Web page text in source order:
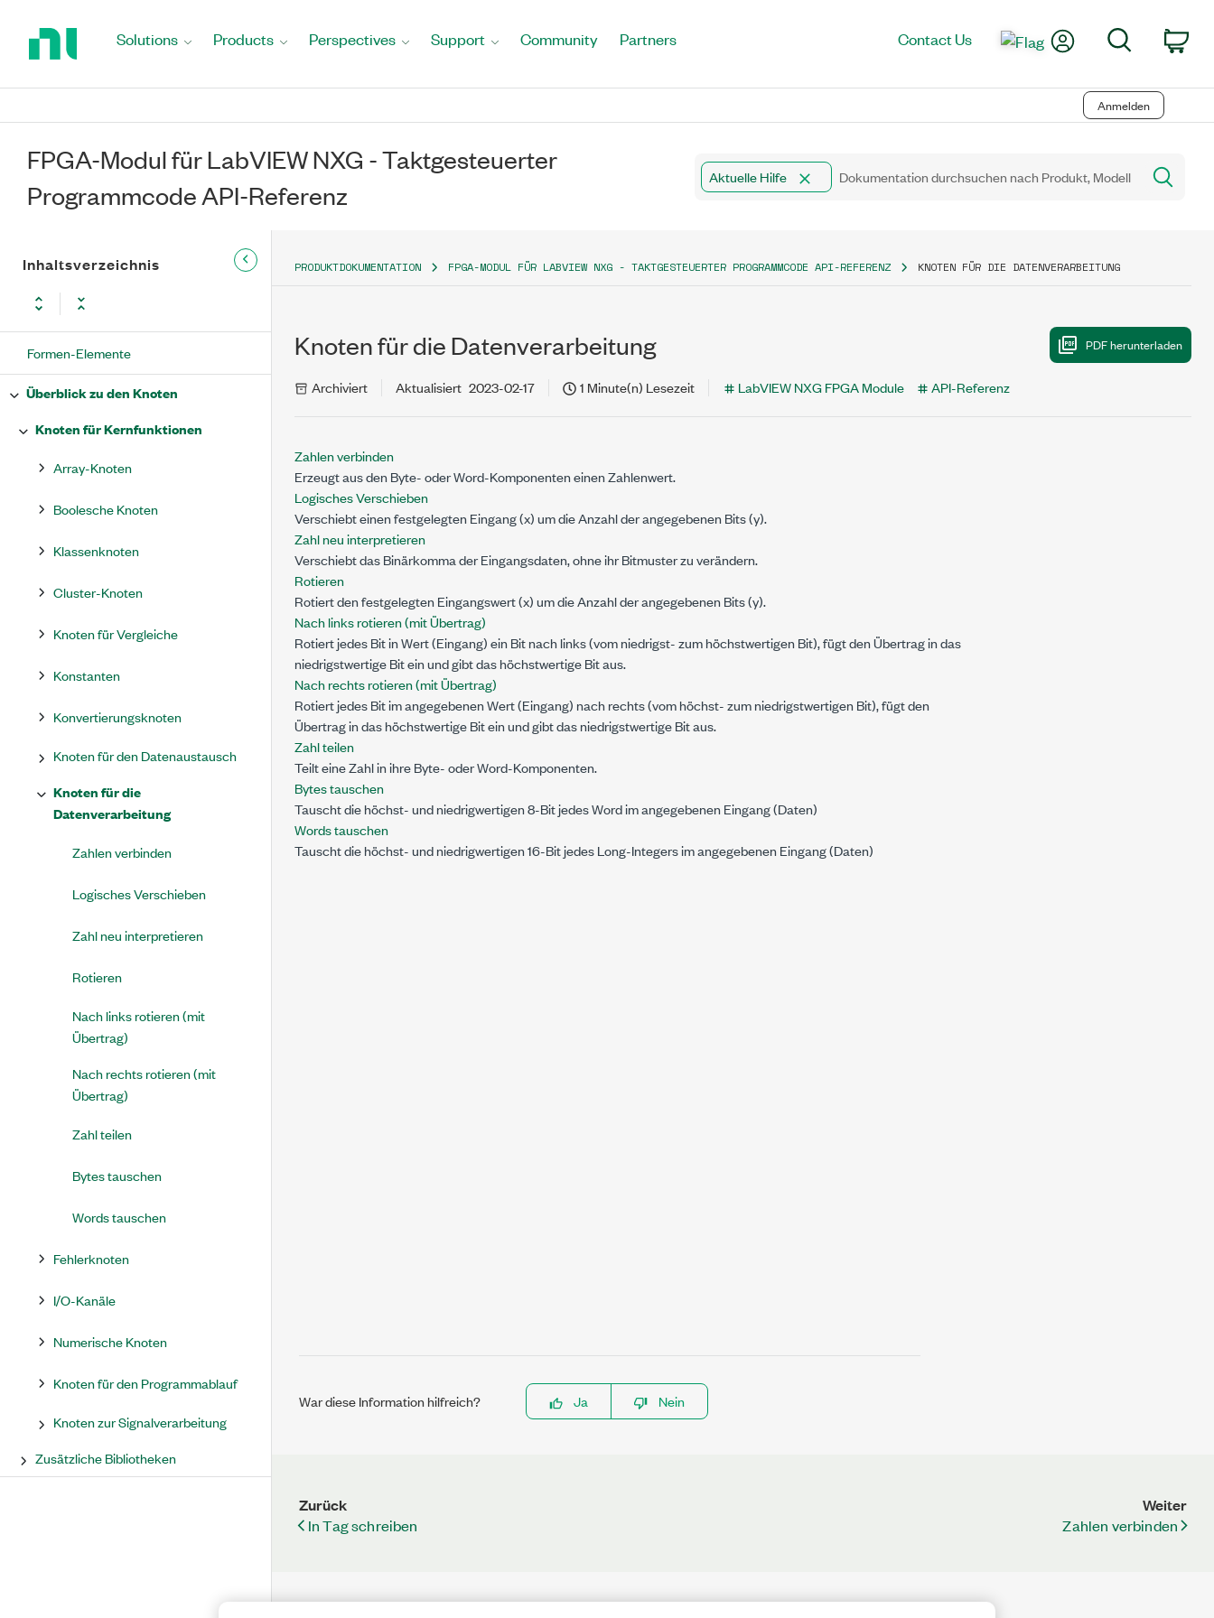
Solutions Products Perspectives Support Community Partners Contact Us My AccountSearch
Anmelden
FPGA-Modul für LabVIEW NXG - Taktgesteuerter
Programmcode API-Referenz
Aktuelle Hilfe
Inhaltsverzeichnis
Formen-Elemente
Überblick zu den Knoten
Knoten für Kernfunktionen
Array-Knoten
Boolesche Knoten
Klassenknoten
Cluster-Knoten
Knoten für Vergleiche
Konstanten
Konvertierungsknoten
Knoten für den Datenaustausch
Knoten für die
Datenverarbeitung
Zahlen verbinden
Logisches Verschieben
Zahl neu interpretieren
Rotieren
Nach links rotieren (mit
Übertrag)
Nach rechts rotieren (mit
Übertrag)
Zahl teilen
Bytes tauschen
Words tauschen
Fehlerknoten
I/O-Kanäle
Numerische Knoten
Knoten für den Programmablauf
Knoten zur Signalverarbeitung
Zusätzliche Bibliotheken
PRODUKTDOKUMENTATION FPGA-MODUL FÜR LABVIEW NXG - TAKTGESTEUERTER PROGRAMMCODE API-REFERENZ KNOTEN FÜR DIE DATENVERARBEITUNG
Knoten für die Datenverarbeitung
Archiviert Aktualisiert 2023-02-17 1 Minute(n) Lesezeit LabVIEW NXG FPGA Module API-Referenz
Zahlen verbinden
Erzeugt aus den Byte- oder Word-Komponenten einen Zahlenwert.
Logisches Verschieben
Verschiebt einen festgelegten Eingang (x) um die Anzahl der angegebenen Bits (y).
Zahl neu interpretieren
Verschiebt das Binärkomma der Eingangsdaten, ohne ihr Bitmuster zu verändern.
Rotieren
Rotiert den festgelegten Eingangswert (x) um die Anzahl der angegebenen Bits (y).
Nach links rotieren (mit Übertrag)
Rotiert jedes Bit inWert (Eingang)ein Bit nach links (vom niedrigst- zum höchstwertigen Bit), fügt denÜbertragin das
niedrigstwertige Bit ein und gibt das höchstwertige Bit aus.
Nach rechts rotieren (mit Übertrag)
Rotiert jedes Bit im angegebenenWert (Eingang) nach rechts (vom höchst- zum niedrigstwertigen Bit), fügt den
Übertragin das höchstwertige Bit ein und gibt das niedrigstwertige Bit aus.
Zahl teilen
Teilt eine Zahl in ihre Byte- oder Word-Komponenten.
Bytes tauschen
Tauscht die höchst- und niedrigwertigen 8-Bit jedes Word im angegebenen Eingang (Daten)
Words tauschen
Tauscht die höchst- und niedrigwertigen 16-Bit jedes Long-Integers im angegebenen Eingang (Daten)
War diese Information hilfreich? Ja Nein
Zurück
In Tag schreiben
Weiter
Zahlen verbinden